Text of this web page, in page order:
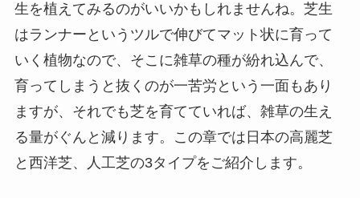
生を植えてみるのがいいかもしれませんね。芝生
はランナーというツルで伸びてマット状に育って
いく植物なので、そこに雑草の種が紛れ込んで、
育ってしまうと抜くのが一苦労という一面もあり
ますが、それでも芝を育てていれば、雑草の生え
る量がぐんと減ります。この章では日本の高麗芝
と西洋芝、人工芝の3タイプをご紹介します。